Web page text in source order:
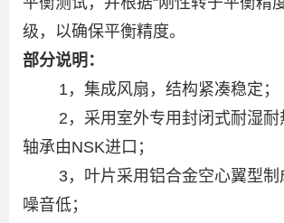
级，以确保平衡精度。
部分说明：
1，集成风扇，结构紧凑稳定；
2，采用室外专用封闭式耐湿耐
轴承由NSK进口；
3，叶片采用铝合金空心翼型制
噪音低；